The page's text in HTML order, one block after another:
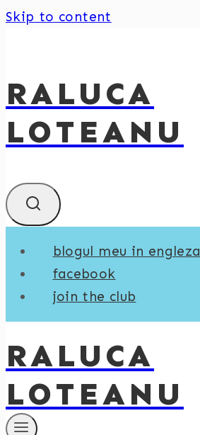
Skip to content
RALUCA
LOTEANU
blogul meu in engleza
facebook
join the club
RALUCA
LOTEANU